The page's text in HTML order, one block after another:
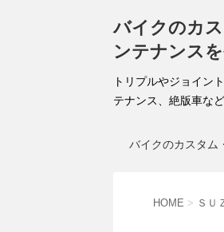
バイクのカ
ンテナンス
トリプルやジョイン
テナンス、絶版車な
バイクのカスタム
HOME > ＳＵ